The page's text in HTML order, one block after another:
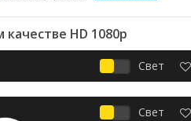
HD 1080p
Свет
Свет